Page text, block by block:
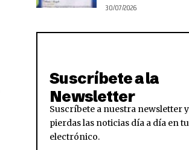
30/07/2026
Suscríbete a la
Newsletter
Suscríbete a nuestra newsletter
pierdas las noticias día a día en
electrónico.